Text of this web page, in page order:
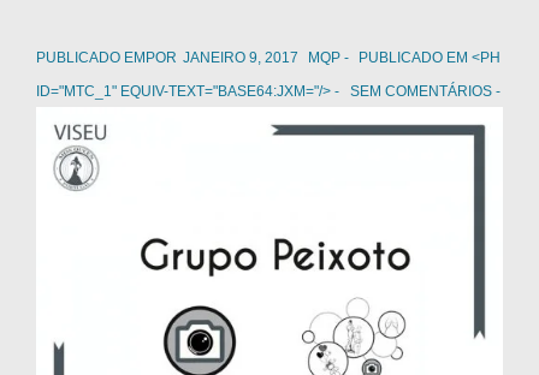
PUBLICADO EMPOR JANEIRO 9, 2017 MQP
PUBLICADO EM <PH
ID="MTC_1" EQUIV-TEXT="BASE64:JXM="/>
SEM COMENTÁRIOS